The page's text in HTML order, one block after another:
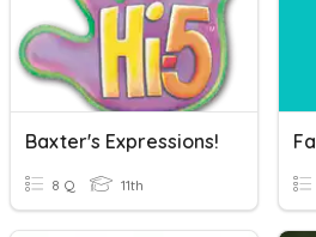
Baxter's Expressions!
8 Q 11th